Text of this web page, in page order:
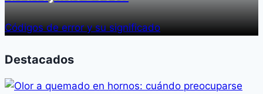
Códigos de error y su significado
Destacados